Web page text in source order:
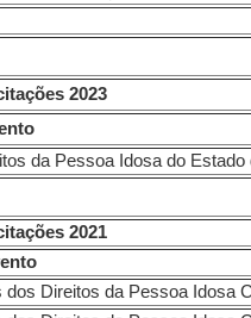
2023
Direitos da Pessoa
2021
Direitos da Pessoa Idosa